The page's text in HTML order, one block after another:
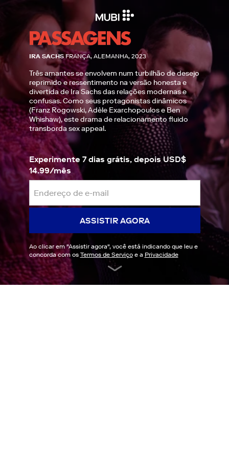
IRA SACHS FRANÇA, ALEMANHA, 2023
Três amantes se envolvem num turbilhão de desejo
reprimido e ressentimento na versão honesta e
divertida de Ira Sachs das relações modernas e
confusas. Como seus protagonistas dinâmicos
(Franz Rogowski, Adèle Exarchopoulos e Ben
Whishaw), este drama de relacionamento fluido
transborda sex appeal.
Experimente 7 dias grátis, depois USD$
14.99/mês
ASSISTIR AGORA
Ao clicar em "Assistir agora", você está indicando que leu e
concorda com os Termos de Serviçoe a Privacidade